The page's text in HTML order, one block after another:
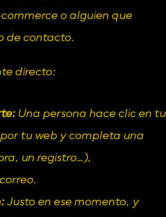
o alguien que
de contacto.
directo:
Una persona hace clic en tu
tu web y completa una
un registro…),
Justo en ese momento, y